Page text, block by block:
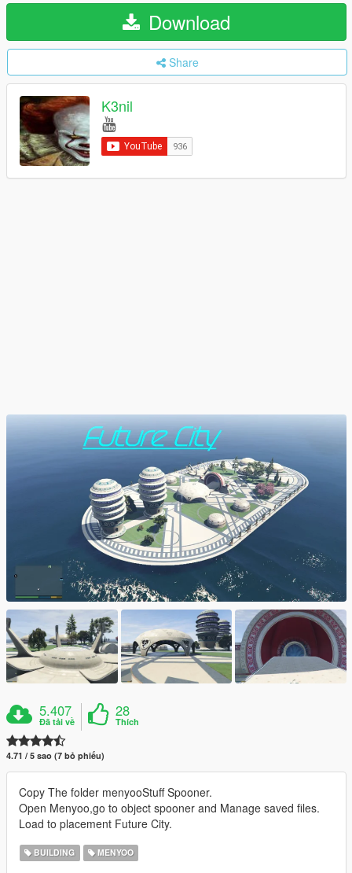
Download
Share
K3nil
5.407
Đã tải về
28
Thích
4.71 / 5 sao (7 bỏ phiếu)
Copy The folder menyooStuff Spooner.
Open Menyoo,go to object spooner and Manage saved files.
Load to placement Future City.
BUILDING MENYOO